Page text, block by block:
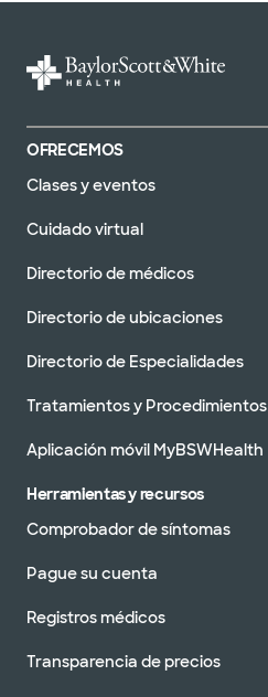
OFRECEMOS
Clases y eventos
Cuidado virtual
Directorio de médicos
Directorio de ubicaciones
Directorio de Especialidades
Tratamientos y Procedimientos
Aplicación móvil MyBSWHealth
Herramientas y recursos
Comprobador de síntomas
Pague su cuenta
Registros médicos
Transparencia de precios